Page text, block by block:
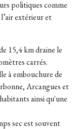
politiques comme
extérieur et
15,4 km draine le
carrés.
à embouchure de
Arcangues et
ainsi qu'une
sec est souvent